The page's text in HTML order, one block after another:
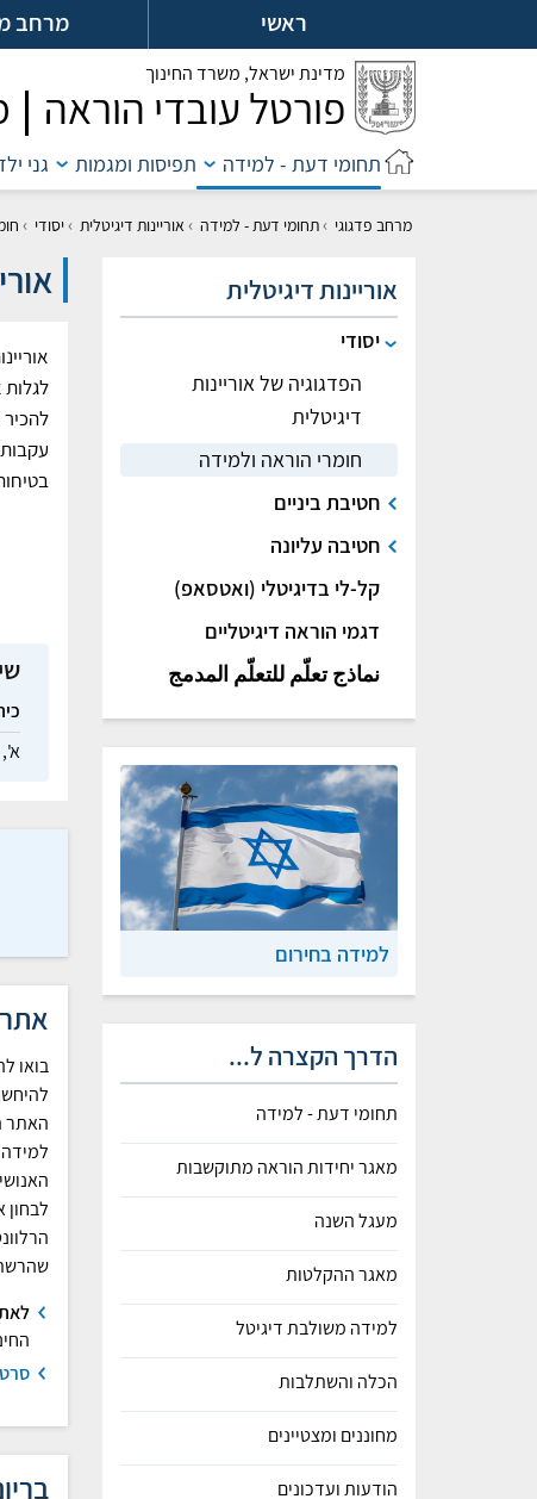
אל
ראשי מרחב
מדינת ישראל, משרד החינוך
פורטל עובדי הוראה
תחומי דעת - למידה תפיסות ומגמות גני
מרחב פדגוגי ›תחומי דעת - למידה › אוריינות דיגיטלית ›יסודי ›
בואו
האתר
אוריינות דיגיטלית
יסודי
הפדגוגיה של אוריינות
דיגיטלית
חומרי הוראה ולמידה
חטיבת ביניים
חטיבה עליונה
קל-לי בדיגיטלי (ואטסאפ)
דגמי הוראה דיגיטליים
نماذج تعلّم للتعلّم المدمج
למידה בחירום
הדרך הקצרה ל...
תחומי דעת - למידה
מאגר יחידות הוראה מתוקשבות
מעגל השנה
מאגר ההקלטות
למידה משולבת דיגיטל
הכלה והשתלבות
מחוננים ומצטיינים
הודעות ועדכונים